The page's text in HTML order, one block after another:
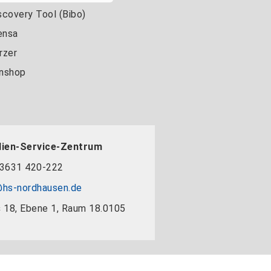
Tool (Bibo)
Service-Zentrum
420-222
nordhausen.de
18, Ebene 1, Raum 18.0105